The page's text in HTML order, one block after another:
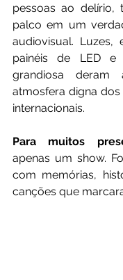
pessoas ao delírio,
palco em um
audiovisual. Luzes,
painéis de LED e
grandiosa
atmosfera digna dos
internacionais.
Para muitos
apenas um show.
com memórias,
canções que